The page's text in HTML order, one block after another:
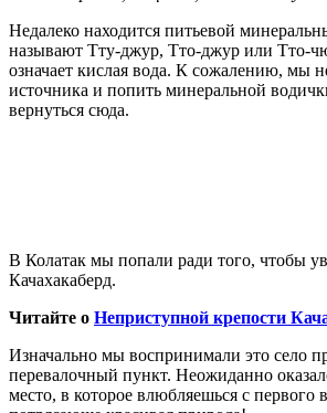
Недалеко находится питьевой
называют Тту-джур, Тто-джур или Тто-
означает кислая вода. К сожалению, мы
источника и попить минеральной
вернуться сюда.
В Колатак мы попали ради того, чтобы
Качахакаберд.
Читайте о Неприступной крепости
Изначально мы воспринимали это село
перевалочный пункт. Неожиданно
место, в которое влюбляешься с первого